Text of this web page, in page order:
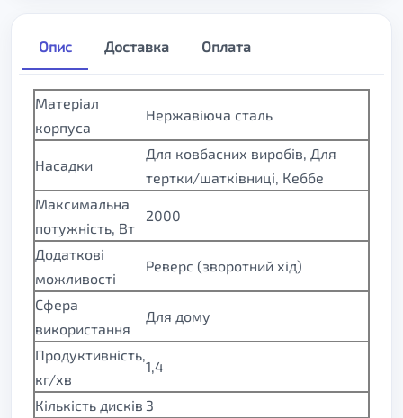
Опис Доставка Оплата
Матеріал
корпуса
Нержавіюча сталь
Насадки
Для ковбасних виробів, Для
тертки/шатківниці, Кеббе
Максимальна
потужність, Вт
2000
Додаткові
можливості
Реверс (зворотний хід)
Сфера
використання
Для дому
Продуктивність,
кг/хв
1,4
Кількість дисків 3